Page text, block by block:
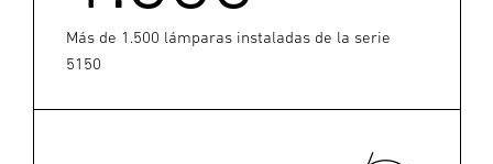
Más de 1.500 lámparas instaladas de la serie
5150